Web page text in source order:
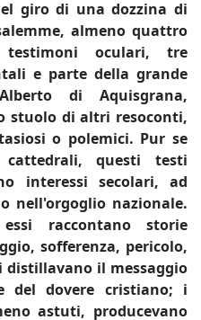
giro di una dozzina di
almeno quattro
oculari, tre
e parte della grande
di Aquisgrana,
stuolo di altri resoconti,
o polemici. Pur se
questi testi
interessi secolari, ad
nell'orgoglio nazionale.
raccontano storie
sofferenza, pericolo,
il messaggio
del dovere cristiano; i
astuti, producevano